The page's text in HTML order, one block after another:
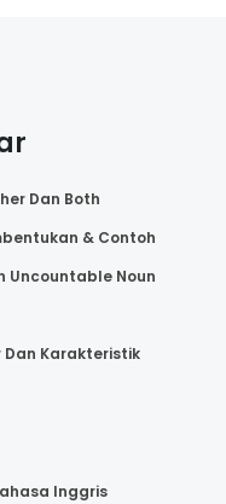
Dan Both
& Contoh
Uncountable Noun
Dan Karakteristik
Inggris